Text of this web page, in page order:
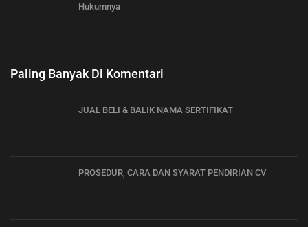
Hukumnya
Paling Banyak Di Komentari
JUAL BELI & BALIK NAMA SERTIFIKAT
PROSEDUR, CARA DAN SYARAT PENDIRIAN CV